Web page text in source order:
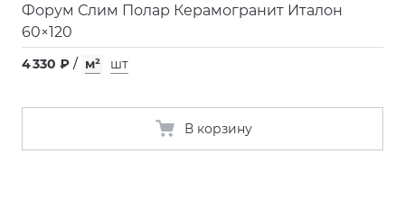
Форум Слим Полар Керамогранит Италон
60×120
4 330 ₽ / м² шт
В корзину